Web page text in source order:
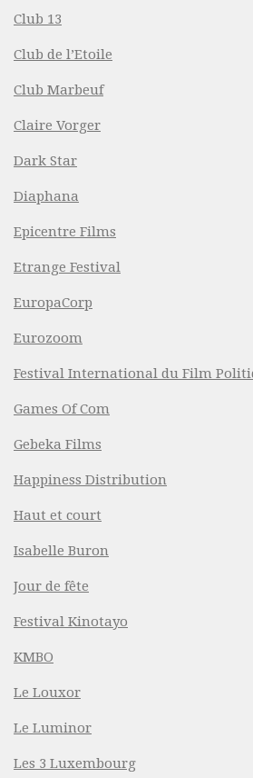
Club 13
Club de l’Etoile
Club Marbeuf
Claire Vorger
Dark Star
Diaphana
Epicentre Films
Etrange Festival
EuropaCorp
Eurozoom
Festival International du Film
Games Of Com
Gebeka Films
Happiness Distribution
Haut et court
Isabelle Buron
Jour de fête
Festival Kinotayo
KMBO
Le Louxor
Le Luminor
Les 3 Luxembourg